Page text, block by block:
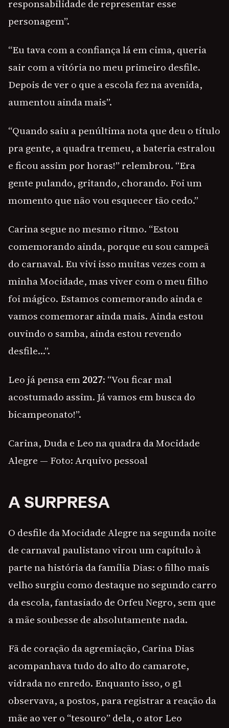
responsabilidade de representar esse
personagem”.
“Eu tava com a confiança lá em cima, queria
sair com a vitória no meu primeiro desfile.
Depois de ver o que a escola fez na avenida,
aumentou ainda mais”.
“Quando saiu a penúltima nota que deu o título
pra gente, a quadra tremeu, a bateria estralou
e ficou assim por horas!” relembrou. “Era
gente pulando, gritando, chorando. Foi um
momento que não vou esquecer tão cedo.”
Carina segue no mesmo ritmo. “Estou
comemorando ainda, porque eu sou campeã
do carnaval. Eu vivi isso muitas vezes com a
minha Mocidade, mas viver com o meu filho
foi mágico. Estamos comemorando ainda e
vamos comemorar ainda mais. Ainda estou
ouvindo o samba, ainda estou revendo
desfile…”.
Leo já pensa em2027: “Vou ficar mal
acostumado assim. Já vamos em busca do
bicampeonato!”.
Carina, Duda e Leo na quadra da Mocidade
Alegre — Foto: Arquivo pessoal
A SURPRESA
O desfile da Mocidade Alegre na segunda noite
de carnaval paulistano virou um capítulo à
parte na história da família Dias: o filho mais
velho surgiu como destaque no segundo carro
da escola, fantasiado de Orfeu Negro, sem que
a mãe soubesse de absolutamente nada.
Fã de coração da agremiação, Carina Dias
acompanhava tudo do alto do camarote,
vidrada no enredo. Enquanto isso, o g1
observava, a postos, para registrar a reação da
mãe ao ver o “tesouro” dela, o ator Leo